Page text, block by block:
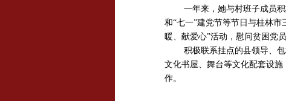
一年来，她与村班子成员
和“七一”建党节等节日与桂林
暖、献爱心”活动，慰问贫困党
积极联系挂点的县领导、
文化书屋、舞台等文化配套设
作。